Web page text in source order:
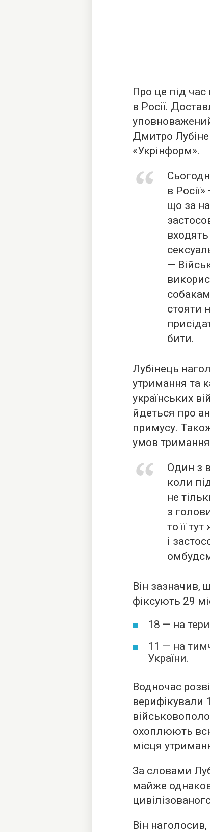
Про це під час
в Росії.
Дмитро
«Укрінформ».
в
що за
—
стояти
бити.
Лубінець
утримання та
українських
йдеться про
примусу.
умов
Один з
коли
не
з
то її
і
Він зазначив,
фіксують 29
18 — на
11 — на
України.
Водночас
верифікували
охоплюють
місця
За словами
майже
Він